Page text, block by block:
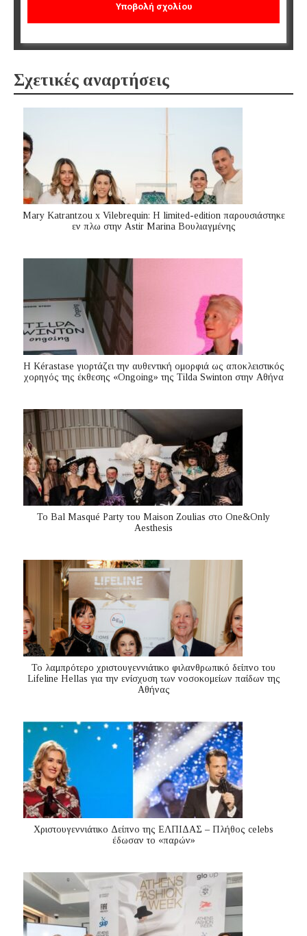
Σχετικές αναρτήσεις
Mary Katrantzou x Vilebrequin: Η limited-edition παρουσιάστηκε
εν πλω στην Astir Marina Βουλιαγμένης
Η Kérastase γιορτάζει την αυθεντική ομορφιά ως αποκλειστικός
χορηγός της έκθεσης «Ongoing» της Tilda Swinton στην Αθήνα
Το Bal Masqué Party του Maison Zoulias στο One&Only
Aesthesis
Το λαμπρότερο χριστουγεννιάτικο φιλανθρωπικό δείπνο του
Lifeline Hellas για την ενίσχυση των νοσοκομείων παίδων της
Αθήνας
Χριστουγεννιάτικο Δείπνο της ΕΛΠΙΔΑΣ – Πλήθος celebs
έδωσαν το «παρών»